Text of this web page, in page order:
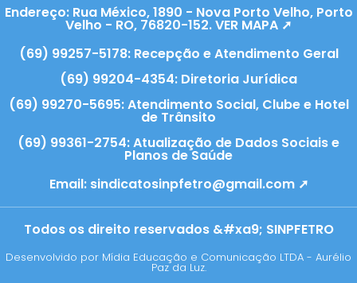
Endereço: Rua México, 1890 - Nova Porto Velho, Porto
Velho - RO, 76820-152. VER MAPA ➚
(69) 99257-5178: Recepção e Atendimento Geral
(69) 99204-4354: Diretoria Jurídica
(69) 99270-5695: Atendimento Social, Clube e Hotel
de Trânsito
(69) 99361-2754: Atualização de Dados Sociais e
Planos de Saúde
Email: sindicatosinpfetro@gmail.com ➚
Todos os direito reservados &#xa9; SINPFETRO
Desenvolvido por Mídia Educação e Comunicação LTDA - Aurélio
Paz da Luz.